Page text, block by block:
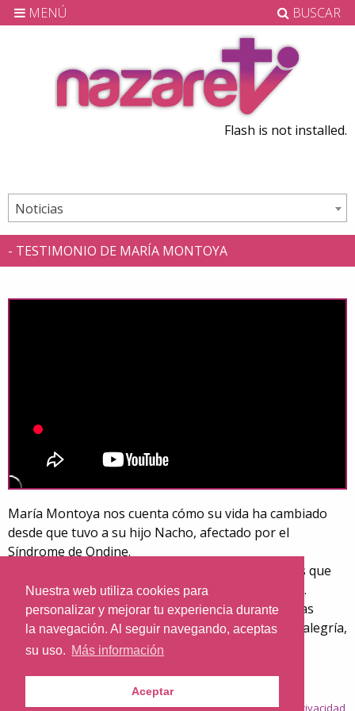
Nuestra web utiliza cookies para
personalizar y mejorar tu experiencia durante
la navegación. Al seguir navegando, aceptas
su uso. Más información
Aceptar
MENÚ BUSCAR
Flash is not installed.
Noticias
- TESTIMONIO DE MARÍA MONTOYA
María Montoya nos cuenta cómo su vida ha cambiado
desde que tuvo a su hijo Nacho, afectado por el
Síndrome de Ondine.
Este es el primero de una serie de 10 vídeos en los que
hemos ido al encuentro de verdaderos VIVIDORES.
Personas que nos enseñan a vivir, hasta las últimas
consecuencias, sin censurar nada. Porque vivir es alegría,
pero también es sufrir, a veces mucho.